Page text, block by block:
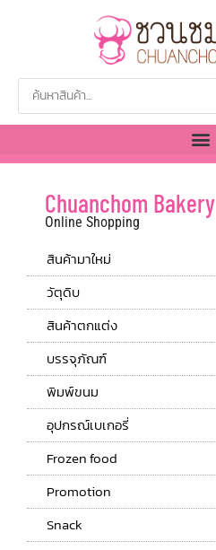
Chuanchom Bakery
Online Shopping
สินค้ามาใหม่
วัตุดิบ
สินค้าตกแต่ง
บรรจุภัณฑ์
พิมพ์ขนม
อุปกรณ์เบเกอรี่
Frozen food
Promotion
Snack